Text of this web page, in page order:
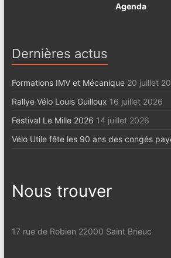
Agenda
Dernières actus
Formations IMV et Mécanique 20 juillet
Rallye Vélo Louis Guilloux 16 juillet 2026
Festival Le Mille 2026 14 juillet 2026
Vélo Utile fête les 90 ans des congés
Nous trouver
17 rue de Robien 22000 Saint Brieuc